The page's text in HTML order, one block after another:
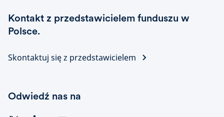
Kontakt z przedstawicielem funduszu w
Polsce.
Skontaktuj się z przedstawicielem
Odwiedź nas na